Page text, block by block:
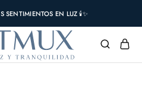
SENTIMIENTOS EN LUZ 🕯️✨